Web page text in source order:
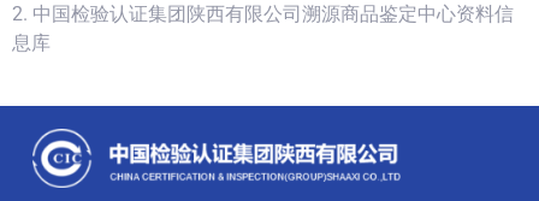
2. 中国检验认证集团陕西有限公司溯源商品鉴定中心资料信
息库